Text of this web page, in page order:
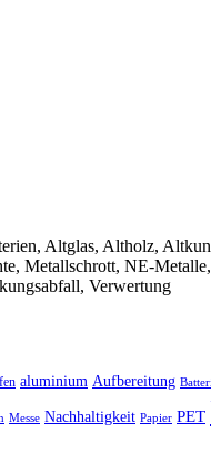
Altglas, Altholz,
Metallschrott, NE-
Verwertung
aluminium Aufbereitung
Messe Nachhaltigkeit Papier PET